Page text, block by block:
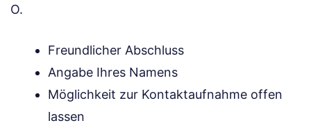
O.
Freundlicher Abschluss
Angabe Ihres Namens
Möglichkeit zur Kontaktaufnahme offen
lassen